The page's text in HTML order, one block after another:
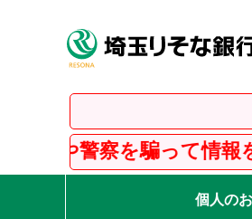
【
て情報を入力させる「
個人の